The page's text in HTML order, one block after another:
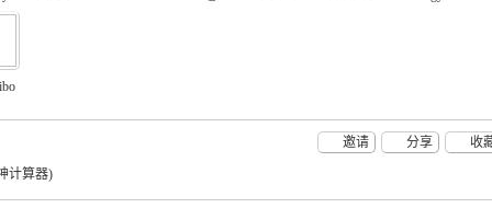
收
分享
邀请
计算器)